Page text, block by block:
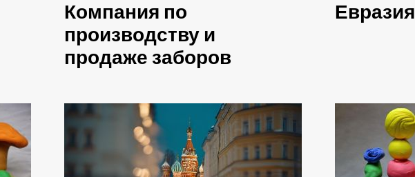
Компания по
производству и
продаже заборов
Евразия